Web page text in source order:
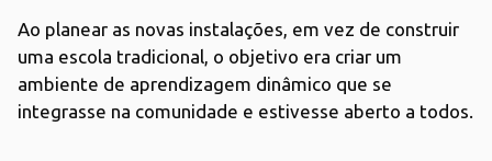
Ao planear as novas instalações, em vez de construir
uma escola tradicional, o objetivo era criar um
ambiente de aprendizagem dinâmico que se
integrasse na comunidade e estivesse aberto a todos.